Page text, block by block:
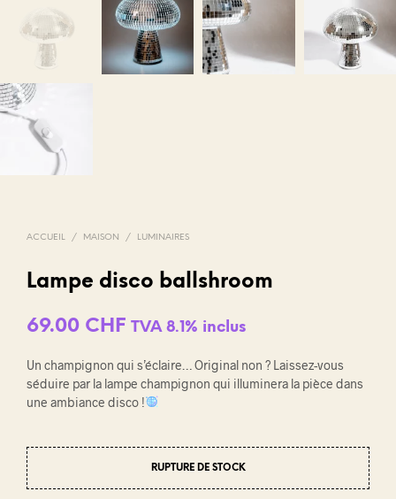
ACCUEIL / MAISON / LUMINAIRES
Lampe disco ballshroom
69.00 CHF TVA 8.1% inclus
Un champignon qui s’éclaire… Original non ? Laissez-vous
séduire par la lampe champignon qui illuminera la pièce dans
une ambiance disco !
RUPTURE DE STOCK